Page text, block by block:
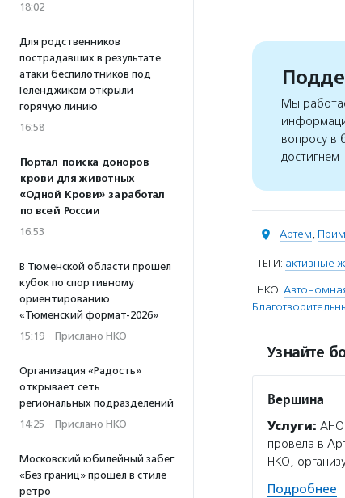
18:02
Для родственников
пострадавших в результате
атаки беспилотников под
Геленджиком открыли
горячую линию
16:58
Портал поиска доноров
крови для животных
«Одной Крови» заработал
по всей России
16:53
В Тюменской области прошел
кубок по спортивному
ориентированию
«Тюменский формат-2026»
15:19 · Прислано НКО
Организация «Радость»
открывает сеть
региональных подразделений
14:25 · Прислано НКО
Московский юбилейный забег
«Без границ» прошел в стиле
ретро
Мы
вопросу в
достигнем
Артём,
ТЕГИ: активные
НКО:
Узнайте
Вершина
Услуги: АНО
провела в
НКО,
Подробнее